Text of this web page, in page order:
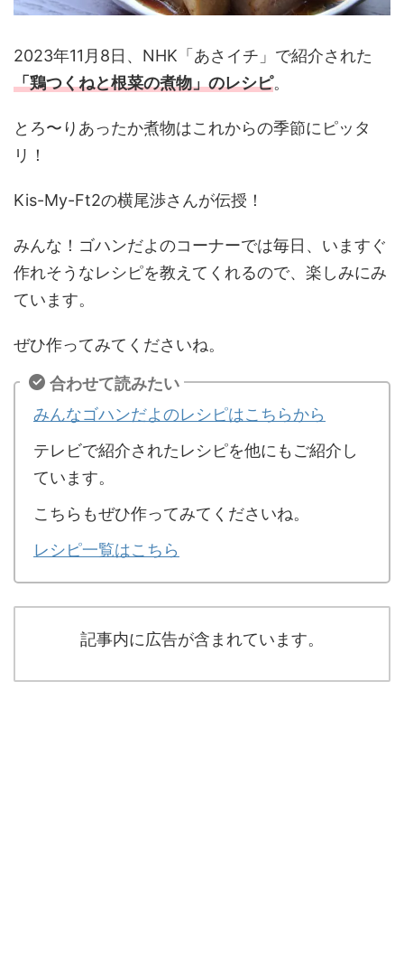
2023年11月8日、NHK「あさイチ」で紹介された
「鶏つくねと根菜の煮物」のレシピ。
とろ〜りあったか煮物はこれからの季節にピッタ
リ！
Kis-My-Ft2の横尾渉さんが伝授！
みんな！ゴハンだよのコーナーでは毎日、いますぐ
作れそうなレシピを教えてくれるので、楽しみにみ
ています。
ぜひ作ってみてくださいね。
合わせて読みたい
みんなゴハンだよのレシピはこちらから
テレビで紹介されたレシピを他にもご紹介し
ています。
こちらもぜひ作ってみてくださいね。
レシピ一覧はこちら
記事内に広告が含まれています。